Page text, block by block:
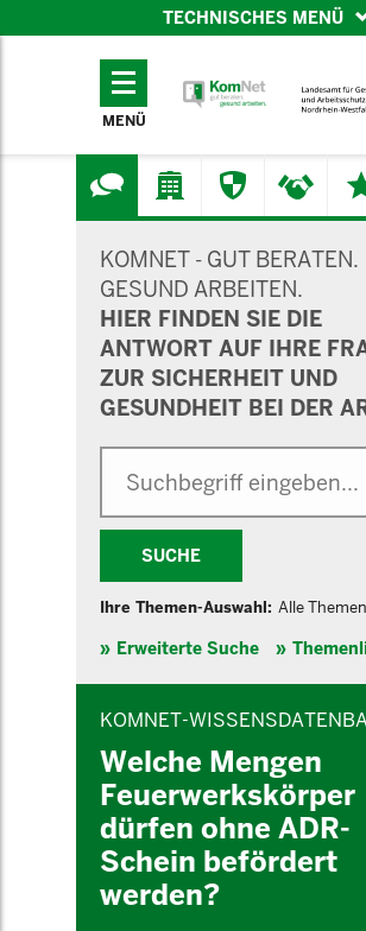
TECHNISCHES MENÜ
TECHNISCHES
MENÜ
KOMNET - GUT BERATEN.
GESUND ARBEITEN.
HIER FINDEN SIE DIE
ANTWORT AUF IHRE
ZUR SICHERHEIT UND
GESUNDHEIT BEI DER
SUCHE
Ihre Themen-Auswahl: Alle Themen
Erweiterte Suche
KOMNET-
Welche Mengen
Feuerwerkskörper
dürfen ohne ADR-
Schein befördert
werden?